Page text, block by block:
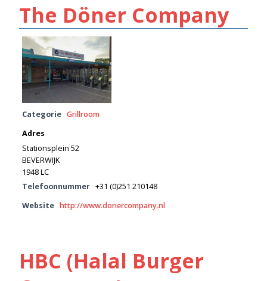
The Döner Company
Categorie Grillroom
Adres
Stationsplein 52
BEVERWIJK
1948 LC
Telefoonnummer +31 (0)251 210148
Website http://www.donercompany.nl
HBC (Halal Burger